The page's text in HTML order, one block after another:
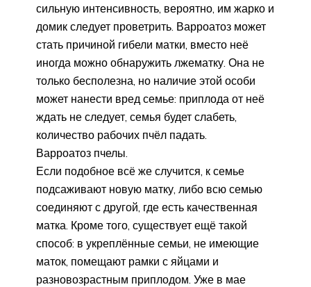
сильную интенсивность, вероятно, им жарко и
домик следует проветрить. Варроатоз может
стать причиной гибели матки, вместо неё
иногда можно обнаружить лжематку. Она не
только бесполезна, но наличие этой особи
может нанести вред семье: приплода от неё
ждать не следует, семья будет слабеть,
количество рабочих пчёл падать.
Варроатоз пчелы.
Если подобное всё же случится, к семье
подсаживают новую матку, либо всю семью
соединяют с другой, где есть качественная
матка. Кроме того, существует ещё такой
способ: в укреплённые семьи, не имеющие
маток, помещают рамки с яйцами и
разновозрастным приплодом. Уже в мае